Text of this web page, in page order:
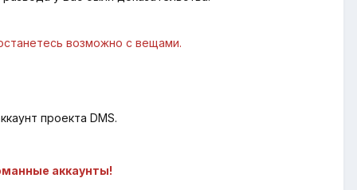
возможно с вещами.
проекта DMS.
аккаунты!